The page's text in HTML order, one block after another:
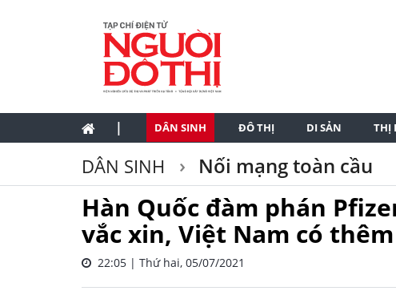
| DÂN SINH ĐÔ THỊ DI SẢN THỊ
DÂN SINH Nối mạng toàn cầu
Hàn Quốc đàm phán
vắc xin, Việt Nam có
22:05 | Thứ hai, 05/07/2021